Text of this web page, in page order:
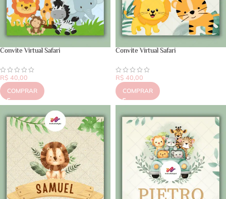
Convite Virtual Safari
R$ 40,00
COMPRAR
Convite Virtual Safari
R$ 40,00
COMPRAR